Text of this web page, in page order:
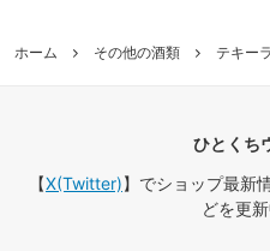
ホーム その他の酒類 テキーラ
ひとくち
【X(Twitter)】でショップ最新
どを更新